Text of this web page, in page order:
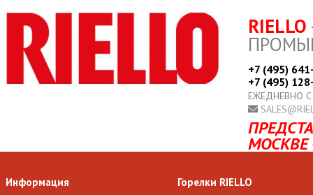
RIELLO
+7 (495)
+7 (495)
ЕЖЕДНЕВНО
МОСКВЕ
Информация
Горелки RIELLO